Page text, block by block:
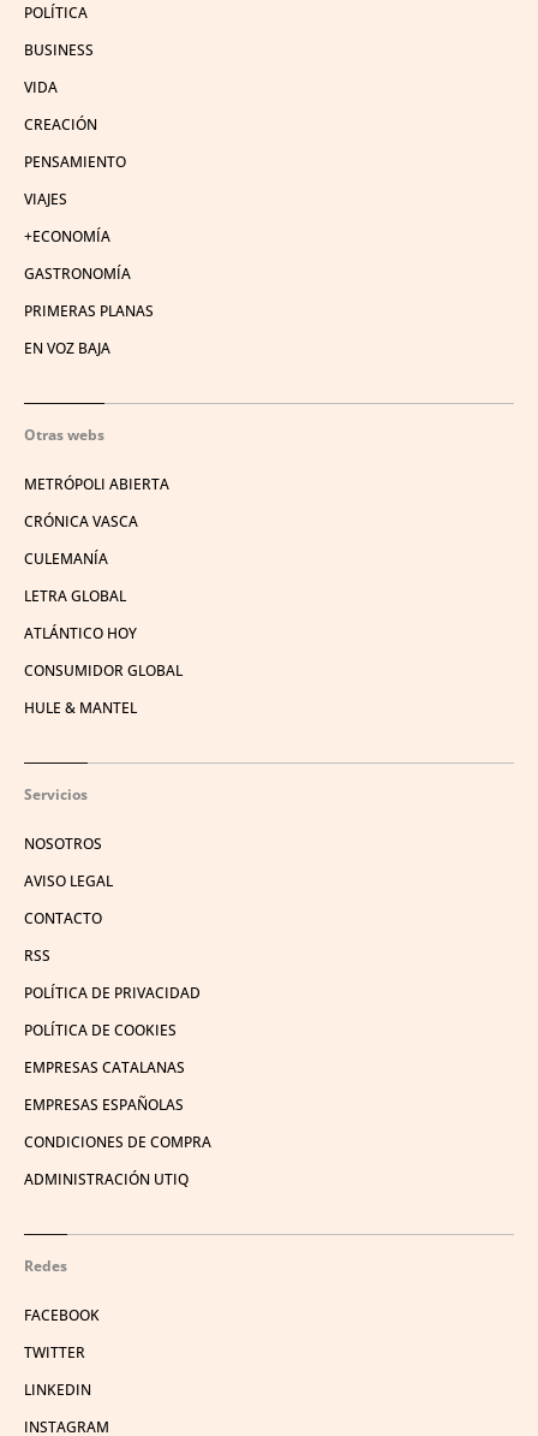
POLÍTICA
BUSINESS
VIDA
CREACIÓN
PENSAMIENTO
VIAJES
+ECONOMÍA
GASTRONOMÍA
PRIMERAS PLANAS
EN VOZ BAJA
Otras webs
METRÓPOLI ABIERTA
CRÓNICA VASCA
CULEMANÍA
LETRA GLOBAL
ATLÁNTICO HOY
CONSUMIDOR GLOBAL
HULE & MANTEL
Servicios
NOSOTROS
AVISO LEGAL
CONTACTO
RSS
POLÍTICA DE PRIVACIDAD
POLÍTICA DE COOKIES
EMPRESAS CATALANAS
EMPRESAS ESPAÑOLAS
CONDICIONES DE COMPRA
ADMINISTRACIÓN UTIQ
Redes
FACEBOOK
TWITTER
LINKEDIN
INSTAGRAM